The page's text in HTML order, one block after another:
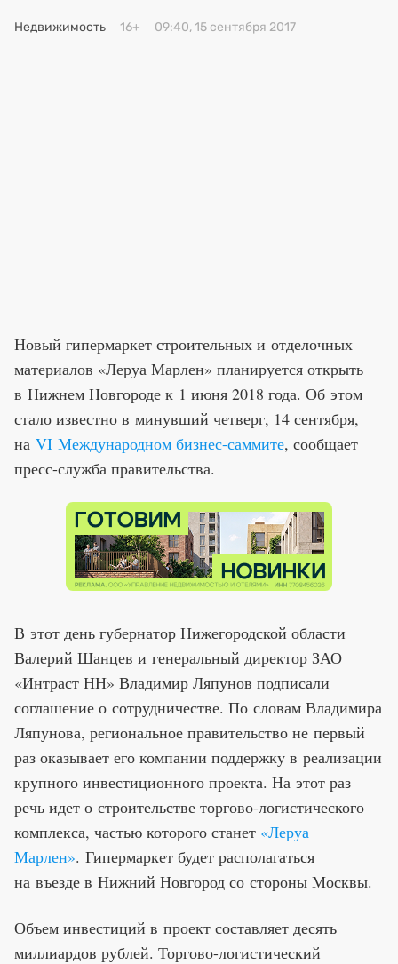
Недвижимость 16+ 09:40, 15 сентября 2017
Новый гипермаркет строительных и отделочных
материалов «Леруа Марлен» планируется открыть
в Нижнем Новгороде к 1 июня 2018 года. Об этом
стало известно в минувший четверг, 14 сентября,
на VI Международном бизнес-саммите, сообщает
пресс-служба правительства.
В этот день губернатор Нижегородской области
Валерий Шанцев и генеральный директор ЗАО
«Интраст НН» Владимир Ляпунов подписали
соглашение о сотрудничестве. По словам Владимира
Ляпунова, региональное правительство не первый
раз оказывает его компании поддержку в реализации
крупного инвестиционного проекта. На этот раз
речь идет о строительстве торгово-логистического
комплекса, частью которого станет «Леруа
Марлен». Гипермаркет будет располагаться
на въезде в Нижний Новгород со стороны Москвы.
Объем инвестиций в проект составляет десять
миллиардов рублей. Торгово-логистический